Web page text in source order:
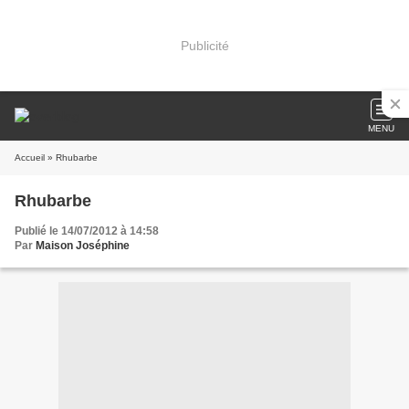
Publicité
MENU
Accueil » Rhubarbe
Rhubarbe
Publié le 14/07/2012 à 14:58
Par Maison Joséphine